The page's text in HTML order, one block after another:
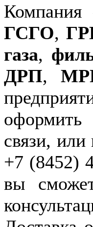
Компания
ГСГО,
газа,
ДРП,
оформить
связи,
+7 (8452)
вы